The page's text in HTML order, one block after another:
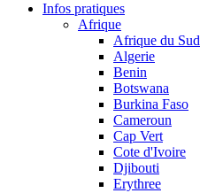
Infos pratiques
Afrique
Afrique du Sud
Algerie
Benin
Botswana
Burkina Faso
Cameroun
Cap Vert
Cote d'Ivoire
Djibouti
Erythree